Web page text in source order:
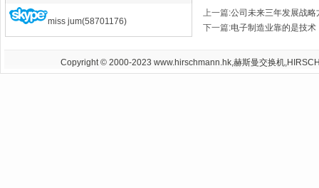
上一篇:公司未来三年发展战略
下一篇:电子制造业靠的是技术
miss jum(58701176)
Copyright © 2000-2023 www.hirschmann.hk,赫斯曼交换机